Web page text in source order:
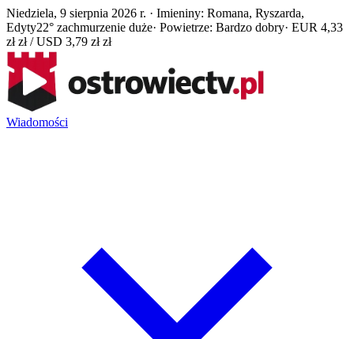
Niedziela, 9 sierpnia 2026 r. · Imieniny: Romana, Ryszarda,
Edyty22° zachmurzenie duże· Powietrze: Bardzo dobry· EUR 4,33
zł zł / USD 3,79 zł zł
Wiadomości